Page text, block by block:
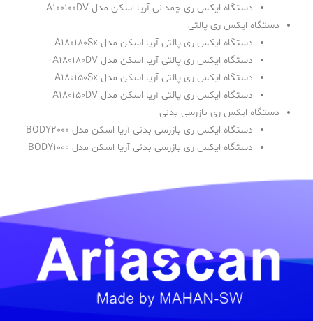
دستگاه ایکس ری چمدانی آریا اسکن مدل A100100DV
دستگاه ایکس ری پالتی
دستگاه ایکس ری پالتی آریا اسکن مدل A180180Sx
دستگاه ایکس ری پالتی آریا اسکن مدل A180180DV
دستگاه ایکس ری پالتی آریا اسکن مدل A180150Sx
دستگاه ایکس ری پالتی آریا اسکن مدل A180150DV
دستگاه ایکس ری بازرسی بدنی
دستگاه ایکس ری بازرسی بدنی آریا اسکن مدل BODY2000
دستگاه ایکس ری بازرسی بدنی آریا اسکن مدل BODY1000